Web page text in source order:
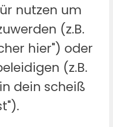
nutzen um
(z.B.
hier") oder
(z.B.
dein scheiß